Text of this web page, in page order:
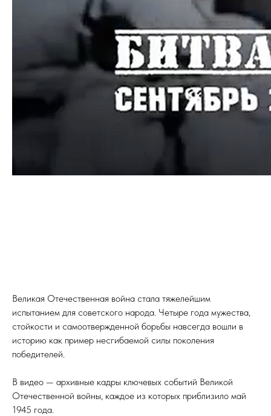
Великая Отечественная война стала тяжелейшим
испытанием для советского народа. Четыре года мужества,
стойкости и самоотвержденной борьбы навсегда вошли в
историю как пример несгибаемой силы поколения
победителей.
В видео — архивные кадры ключевых событий Великой
Отечественной войны, каждое из которых приблизило май
1945 года.